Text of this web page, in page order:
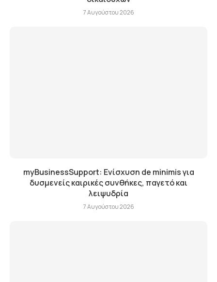
7 Αυγούστου 2026
myBusinessSupport: Ενίσχυση de minimis για
δυσμενείς καιρικές συνθήκες, παγετό και
λειψυδρία
7 Αυγούστου 2026